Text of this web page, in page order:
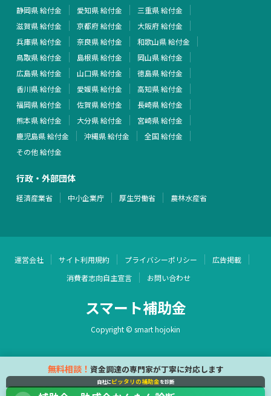
静岡県 給付金
愛知県 給付金
三重県 給付金
滋賀県 給付金
京都府 給付金
大阪府 給付金
兵庫県 給付金
奈良県 給付金
和歌山県 給付金
鳥取県 給付金
島根県 給付金
岡山県 給付金
広島県 給付金
山口県 給付金
徳島県 給付金
香川県 給付金
愛媛県 給付金
高知県 給付金
福岡県 給付金
佐賀県 給付金
長崎県 給付金
熊本県 給付金
大分県 給付金
宮崎県 給付金
鹿児島県 給付金
沖縄県 給付金
全国 給付金
その他 給付金
行政・外部団体
経済産業省 中小企業庁 厚生労働省 農林水産省
運営会社 サイト利用規約 プライバシーポリシー
広告掲載
消費者志向自主宣言
お問い合わせ
スマート補助金
Copyright © smart hojokin
無料相談！ 資金調達の専門家が丁寧に対応します
自社にピッタリの補助金を診断